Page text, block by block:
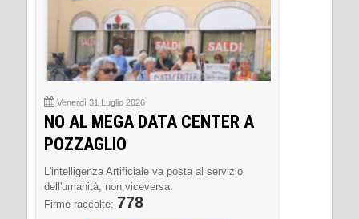
Venerdì 31 Luglio 2026
NO AL MEGA DATA CENTER A
POZZAGLIO
L'intelligenza Artificiale va posta al servizio
dell'umanità, non viceversa.
Firme raccolte: 778